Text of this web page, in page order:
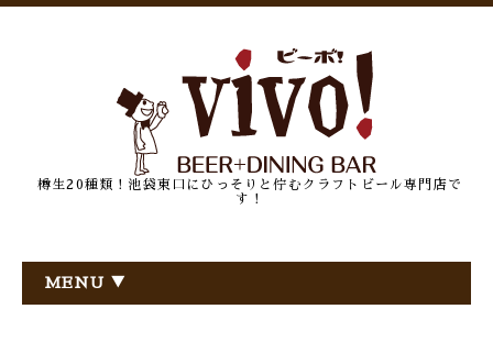
樽生20種類！池袋東口にひっそりと佇むクラフトビール専門店で
す！
MENU ▼